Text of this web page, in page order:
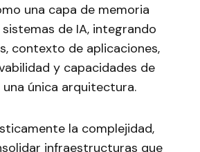
una capa de memoria
de IA, integrando
contexto de aplicaciones,
y capacidades de
única arquitectura.
la complejidad,
infraestructuras que